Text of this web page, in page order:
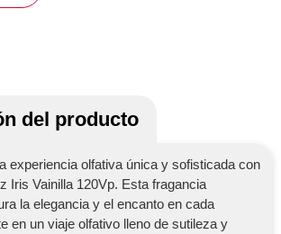
del producto
experiencia olfativa única y sofisticada con
Iris Vainilla 120Vp. Esta fragancia
la elegancia y el encanto en cada
en un viaje olfativo lleno de sutileza y